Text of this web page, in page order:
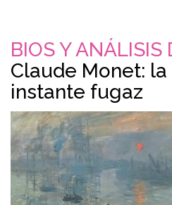
BIOS Y ANÁLISIS
Claude Monet:
instante fugaz